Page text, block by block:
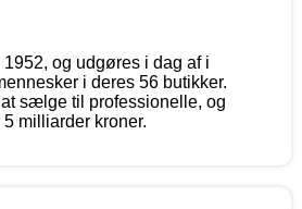
og udgøres i dag af i
i deres 56 butikker.
sælge til professionelle, og
milliarder kroner.